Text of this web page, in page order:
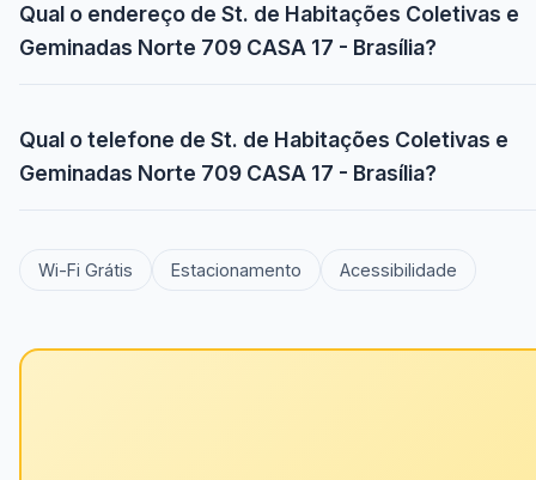
Qual o endereço de St. de Habitações Coletivas e
Geminadas Norte 709 CASA 17 - Brasília?
Qual o telefone de St. de Habitações Coletivas e
Geminadas Norte 709 CASA 17 - Brasília?
Wi-Fi Grátis Estacionamento Acessibilidade